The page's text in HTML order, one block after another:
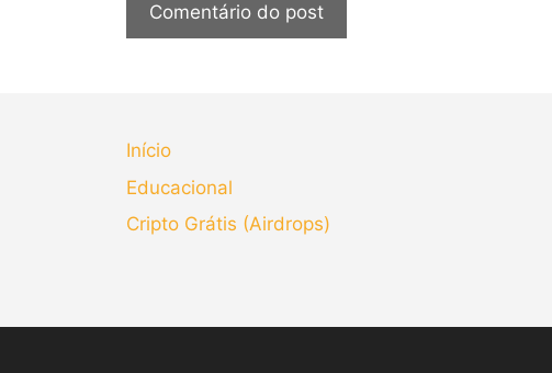
Início
Educacional
Cripto Grátis (Airdrops)